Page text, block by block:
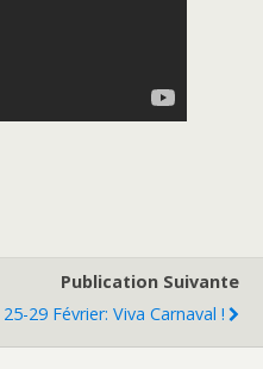
Publication Suivante
25-29 Février: Viva Carnaval !